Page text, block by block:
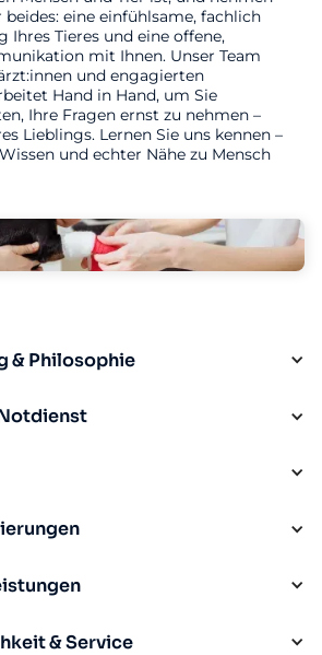
eine einfühlsame, fachlich
Ihres Tieres und eine offene,
mit Ihnen. Unser Team
und engagierten
Hand in Hand, um Sie
Ihre Fragen ernst zu nehmen –
Lieblings. Lernen Sie uns kennen –
und echter Nähe zu Mensch
& Philosophie
& Service